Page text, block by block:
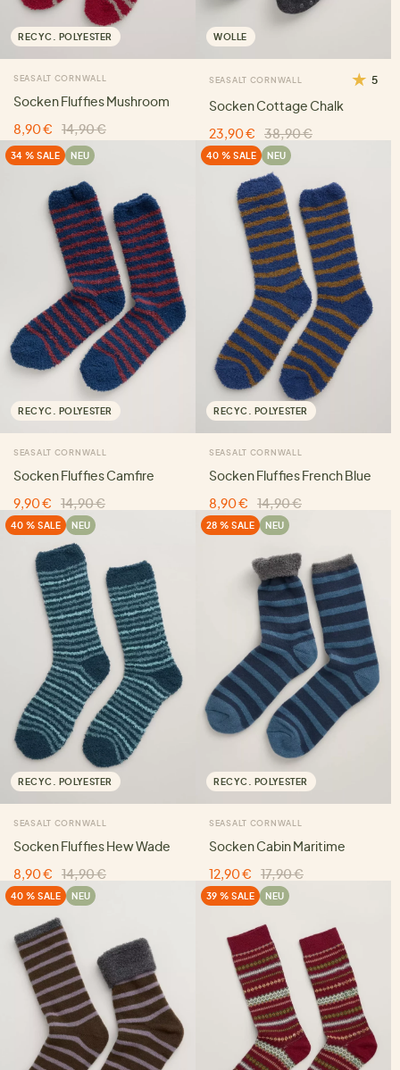
RECYC. POLYESTER
SEASALT CORNWALL
Socken Fluffies Mushroom
8,90 €
14,90 €
WOLLE
SEASALT CORNWALL 5
Socken Cottage Chalk
23,90 €
38,90 €
34 % SALE NEU
RECYC. POLYESTER
SEASALT CORNWALL
Socken Fluffies Camfire
9,90 €
14,90 €
40 % SALE NEU
RECYC. POLYESTER
SEASALT CORNWALL
Socken Fluffies French Blue
8,90 €
14,90 €
40 % SALE NEU
RECYC. POLYESTER
SEASALT CORNWALL
Socken Fluffies Hew Wade
8,90 €
14,90 €
28 % SALE NEU
RECYC. POLYESTER
SEASALT CORNWALL
Socken Cabin Maritime
12,90 €
17,90 €
40 % SALE NEU 39 % SALE NEU